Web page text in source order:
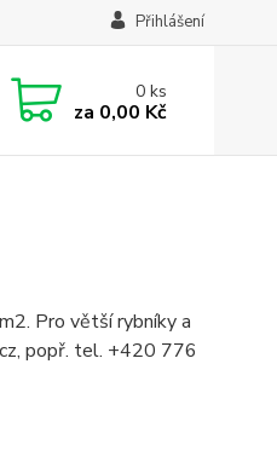
Přihlášení
0ks
za 0,00 Kč
Pro větší rybníky a
popř. tel. +420 776